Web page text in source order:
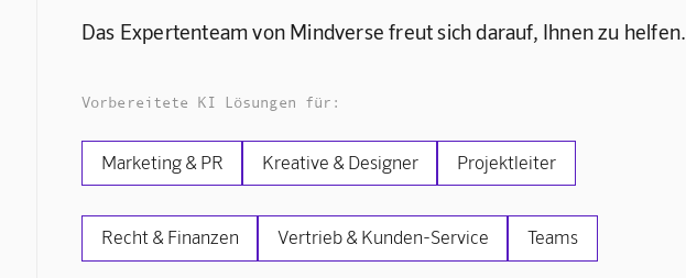
Das Expertenteam von Mindverse freut sich darauf, Ihnen zu helfen.
Vorbereitete KI Lösungen für:
Marketing & PR Kreative & Designer Projektleiter
Recht & Finanzen Vertrieb & Kunden-Service Teams